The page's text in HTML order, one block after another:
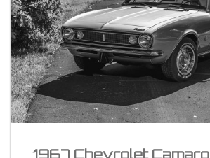
1967 Chevrolet Camaro